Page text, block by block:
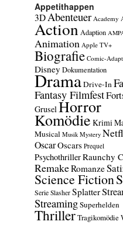
Appetithappen
3DAbenteuer Academy
Action Adaption
Animation Apple TV+
Biografie Comic-
Disney Dokumentation
DramaDrive-In
Fantasy Filmfest
GruselHorror
Komödie Krimi
Musical Musik Mystery
OscarOscars Prequel
PsychothrillerRaunchy
RemakeRomanze
Science Fiction
Serie Slasher Splatter
StreamingSuperhelden
ThrillerTragikomödie